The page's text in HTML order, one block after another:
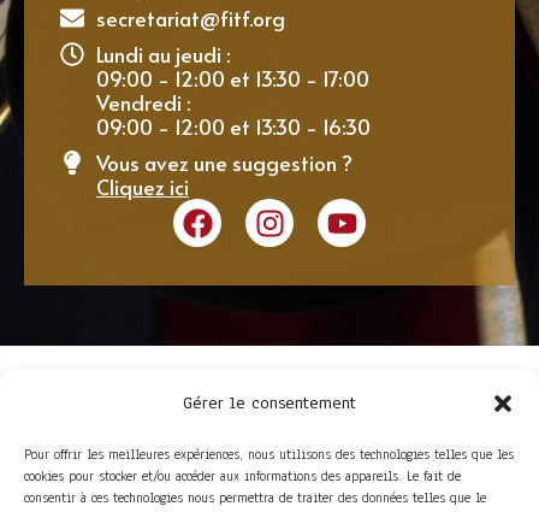
Gérer le consentement
Pour offrir les meilleures expériences, nous utilisons des technologies telles que les
cookies pour stocker et/ou accéder aux informations des appareils. Le fait de
consentir à ces technologies nous permettra de traiter des données telles que le
secretariat@fitf.org
Lundi au jeudi :
09:00 - 12:00 et 13:30 - 17:00
Vendredi :
09:00 - 12:00 et 13:30 - 16:30
Vous avez une suggestion ?
Cliquez ici